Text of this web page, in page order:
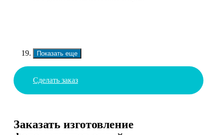
Показать еще
Сделать заказ
Заказать изготовление